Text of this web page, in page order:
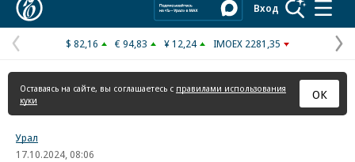
Вход
Предыдущая
страница
$ 82,16 € 94,83 ¥ 12,24 IMOEX 2281,35
Оставаясь на сайте, вы соглашаетесь с правилами использования
куки
ОК
Урал
17.10.2024, 08:06